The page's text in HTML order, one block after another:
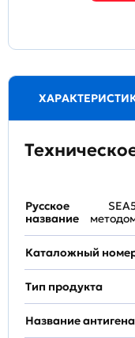
Русское
название
Каталожный
Тип продукта
Название антигена